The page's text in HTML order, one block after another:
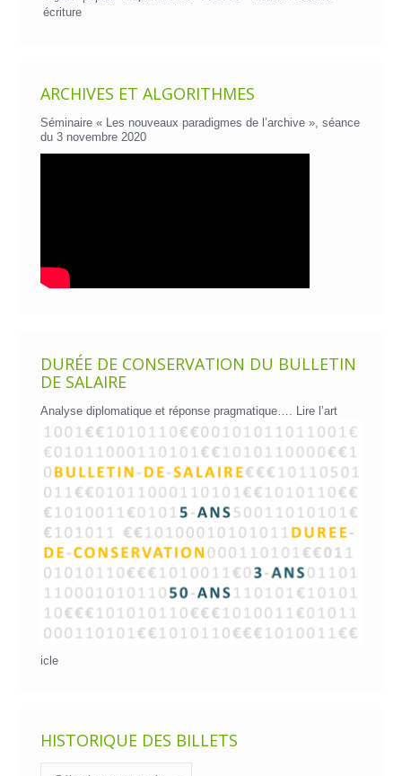
écriture
ARCHIVES ET ALGORITHMES
Séminaire « Les nouveaux paradigmes de l’archive », séance
du 3 novembre 2020
DURÉE DE CONSERVATION DU BULLETIN
DE SALAIRE
Analyse diplomatique et réponse pragmatique…. Lire l’art
icle
HISTORIQUE DES BILLETS